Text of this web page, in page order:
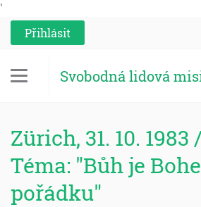
'
Přihlásit
Svobodná lidová
Zürich, 31. 10. 1983
Téma: "Bůh je
pořádku"